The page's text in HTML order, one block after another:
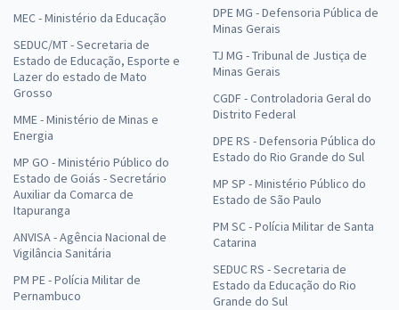
MEC - Ministério da Educação
SEDUC/MT - Secretaria de
Estado de Educação, Esporte e
Lazer do estado de Mato
Grosso
MME - Ministério de Minas e
Energia
MP GO - Ministério Público do
Estado de Goiás - Secretário
Auxiliar da Comarca de
Itapuranga
ANVISA - Agência Nacional de
Vigilância Sanitária
PM PE - Polícia Militar de
Pernambuco
DPE MG - Defensoria Pública de
Minas Gerais
TJ MG - Tribunal de Justiça de
Minas Gerais
CGDF - Controladoria Geral do
Distrito Federal
DPE RS - Defensoria Pública do
Estado do Rio Grande do Sul
MP SP - Ministério Público do
Estado de São Paulo
PM SC - Polícia Militar de Santa
Catarina
SEDUC RS - Secretaria de
Estado da Educação do Rio
Grande do Sul